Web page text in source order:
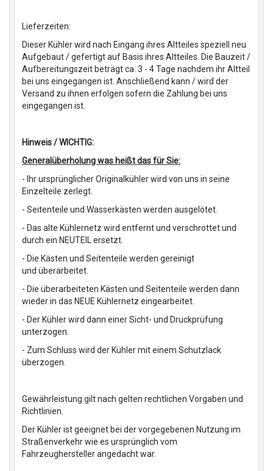
Lieferzeiten:
Dieser Kühler wird nach Eingang ihres Altteiles speziell neu
Aufgebaut / gefertigt auf Basis ihres Altteiles. Die Bauzeit /
Aufbereitungszeit beträgt ca. 3 - 4 Tage nachdem ihr Altteil
bei uns eingegangen ist. Anschließend kann / wird der
Versand zu ihnen erfolgen sofern die Zahlung bei uns
eingegangen ist.
Hinweis / WICHTIG:
Generalüberholung was heißt das für Sie:
- Ihr ursprünglicher Originalkühler wird von uns in seine
Einzelteile zerlegt.
- Seitenteile und Wasserkästen werden ausgelötet.
- Das alte Kühlernetz wird entfernt und verschrottet und
durch ein NEUTEIL ersetzt.
- Die Kästen und Seitenteile werden gereinigt
und überarbeitet.
- Die überarbeiteten Kästen und Seitenteile werden dann
wieder in das NEUE Kühlernetz eingearbeitet.
- Der Kühler wird dann einer Sicht- und Druckprüfung
unterzogen.
- Zum Schluss wird der Kühler mit einem Schutzlack
überzogen.
Gewährleistung gilt nach gelten rechtlichen Vorgaben und
Richtlinien.
Der Kühler ist geeignet bei der vorgegebenen Nutzung im
Straßenverkehr wie es ursprünglich vom
Fahrzeughersteller angedacht war.